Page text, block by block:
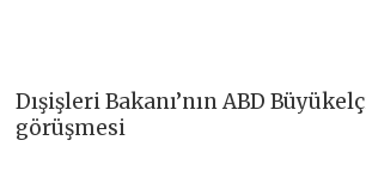
Dışişleri Bakanı’nın ABD
görüşmesi